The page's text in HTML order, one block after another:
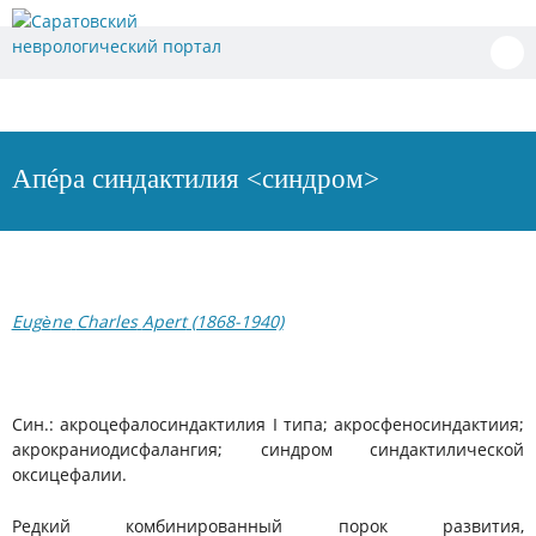
Апéра синдактилия <синдром>
Eugène Charles Apert(1868-1940)
Син.: акроцефалосиндактилия I типа; акросфеносиндактиия;
акрокраниодисфалангия; синдром синдактилической
оксицефалии.
Редкий комбинированный порок развития,